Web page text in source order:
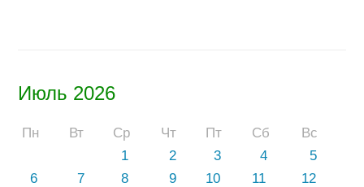
Июль 2026
Пн Вт Ср Чт Пт Сб
Вс
1
2 3 4
5
6
7 8 9 10 11
12